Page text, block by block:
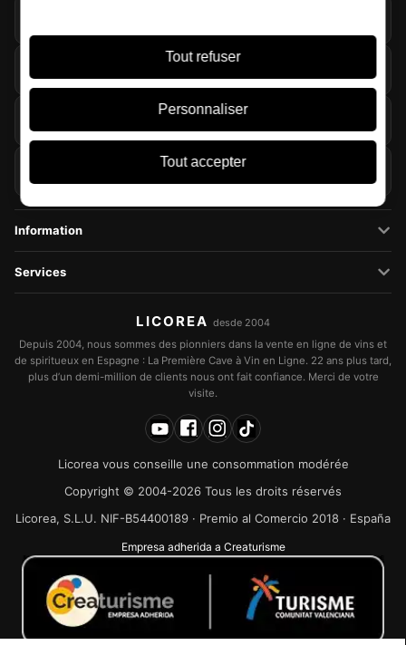
Hors horaires · Disponible demain 9:30h
Anglais - Lundi-Vendredi 09:30 - 16:30h GTM+1
Formulaire de contact
Fermé maintenant · ouvre demain 9:00h
Information
Services
LICOREA desde 2004
Depuis 2004, nous sommes des pionniers dans la vente en ligne de vins et
de spiritueux en Espagne : La Première Cave à Vin en Ligne. 22 ans plus tard,
plus d’un demi-million de clients nous ont fait confiance. Merci de votre
visite.
Licorea vous conseille une consommation modérée
Copyright © 2004-2026 Tous les droits réservés
Licorea, S.L.U. NIF-B54400189 · Premio al Comercio 2018 · España
Empresa adherida a Creaturisme
Tout refuser
Personnaliser
Tout accepter